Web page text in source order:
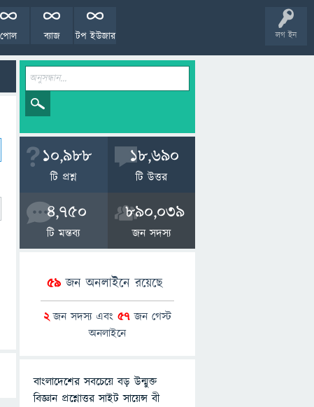
লগ ইন
টপ ইউজার
ব্যাজ
পোল
10,988
টি প্রশ্ন
18,690
টি উত্তর
4,750
টি মন্তব্য
890,039
জন সদস্য
59জন অনলাইনে রয়েছে
2জন সদস্য এবং 57 জন গেস্ট
অনলাইনে
বাংলাদেশের সবচেয়ে বড় উন্মুক্ত
বিজ্ঞান প্রশ্নোত্তর সাইট সায়েন্স বী